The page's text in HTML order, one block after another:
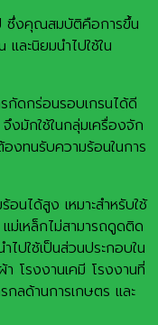
ซึ่งคุณสมบัติคือการขึ้น
ละนิยมนำไปใช้ใน
ดกร่อนรอบเกรนได้ดี
มักใช้ในกลุ่มเครื่องจัก
งทนรับความร้อนในการ
นได้สูง เหมาะสำหรับใช้
ม่เหล็กไม่สามารถดูดติด
ปใช้เป็นส่วนประกอบใน
โรงงานเคมี โรงงานที่
ลด้านการเกษตร และ